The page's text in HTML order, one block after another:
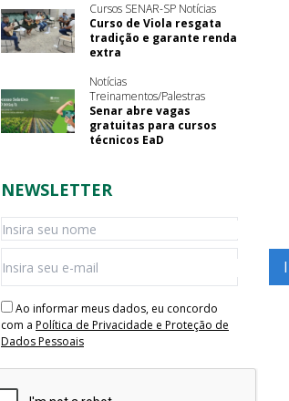
Cursos SENAR-SP Notícias
Curso de Viola resgata
tradição e garante renda
extra
Notícias
Treinamentos/Palestras
Senar abre vagas
gratuitas para cursos
técnicos EaD
NEWSLETTER
Ao informar meus dados, eu concordo
com a Política de Privacidade e Proteção de
Dados Pessoais